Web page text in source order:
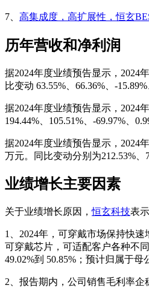
7、 高集成度，高扩展性，恒玄
历年营收和净利润
据2024年度业绩预告显示，2024
比变动 63.55%、66.36%、-15.89%
据2024年度业绩预告显示，2024
194.44%、105.51%、-69.97%、
据2024年度业绩预告显示，2024
万元。同比变动分别为212.53%、
业绩增长主要因素
关于业绩增长原因，恒玄科技表
1、2024年，可穿戴市场保持快
可穿戴芯片，可适配客户各种不
49.02%到 50.85%；预计归属于
2、报告期内，公司销售毛利率企